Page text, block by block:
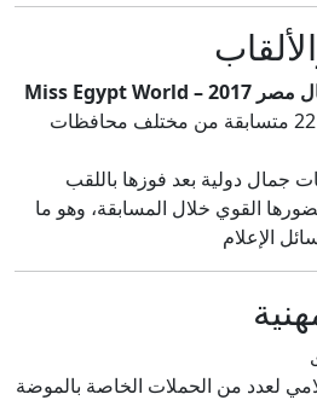
ملكة جمال مصر 2017 – Miss Egypt World
بعد منافسة بين 22 متسابقة من مختلف محافظات
دولية بعد فوزها باللقب
القوي خلال المسابقة، وهو ما
الإعلام
لعدد من الحملات الخاصة بالموضة